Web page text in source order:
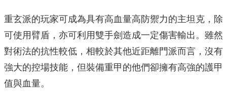
重玄派的玩家可成為具有高血量高防禦力的主坦克，除
可使用臂盾，亦可利用雙手劍造成一定傷害輸出。雖然
對術法的抗性較低，相較於其他近距離門派而言，沒有
強大的控場技能，但裝備重甲的他們卻擁有高強的護甲
值與血量。